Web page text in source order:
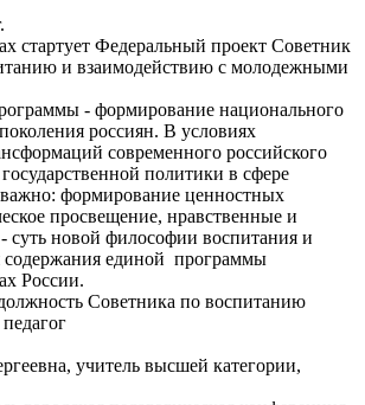
стартует Федеральный проект Советник
и взаимодействию с молодежными
- формирование национального
россиян. В условиях
современного российского
политики в сфере
важно: формирование ценностных
просвещение, нравственные и
суть новой философии воспитания и
содержания единой программы
России.
Советника по воспитанию
учитель высшей категории,